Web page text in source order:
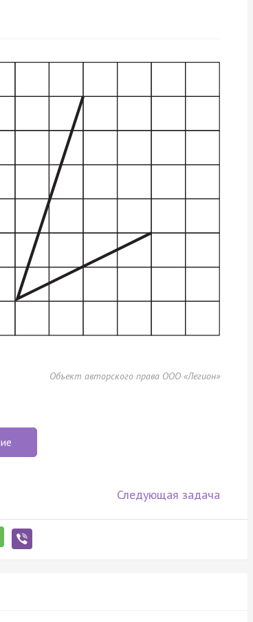
Объект авторского права ООО «Легион»
Следующая задача